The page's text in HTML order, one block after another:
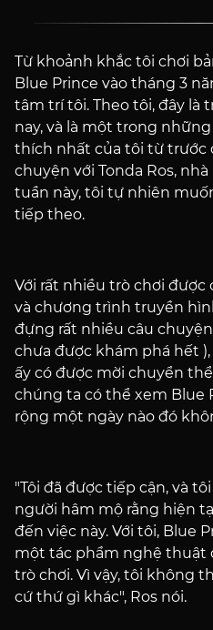
Từ khoảnh khắc tôi chơi
Blue Prince vào tháng 3
tâm trí tôi. Theo tôi, đây là
nay, và là một trong
thích nhất của tôi từ trước
chuyện với Tonda Ros,
tuần này, tôi tự nhiên
tiếp theo.
Với rất nhiều trò chơi
và chương trình truyền
đựng rất nhiều câu
chưa được khám phá hết
ấy có được mời chuyển
chúng ta có thể xem Blue
rộng một ngày nào đó
"Tôi đã được tiếp cận, và
người hâm mộ rằng hiện
đến việc này. Với tôi, Blue
một tác phẩm nghệ thuật
trò chơi. Vì vậy, tôi không
cứ thứ gì khác", Ros nói.